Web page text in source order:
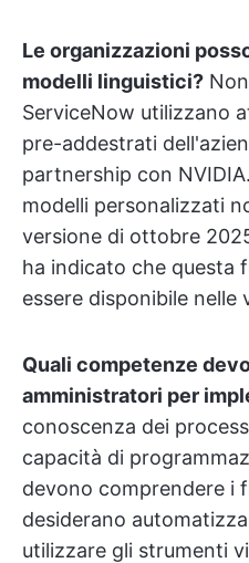
Le organizzazioni
modelli linguistici?
ServiceNow utilizzano
pre-addestrati
partnership con
modelli personalizzati
versione di ottobre
ha indicato che questa
essere disponibile nelle
Quali competenze
amministratori per
conoscenza dei
capacità di
devono comprendere i
desiderano
utilizzare gli strumenti